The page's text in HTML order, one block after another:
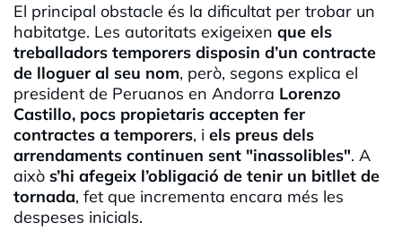
El principal obstacle és la dificultat per trobar un
habitatge. Les autoritats exigeixen que els
treballadors temporers disposin d’un contracte
de lloguer al seu nom, però, segons explica el
president de Peruanos en Andorra Lorenzo
Castillo, pocs propietaris accepten fer
contractes a temporers, i els preus dels
arrendaments continuen sent "inassolibles". A
això s’hi afegeix l’obligació de tenir un bitllet de
tornada, fet que incrementa encara més les
despeses inicials.